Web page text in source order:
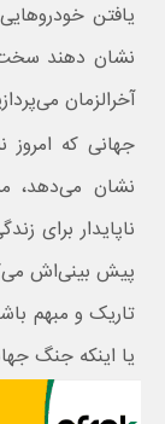
یافتن
آخرالزمان
جهانی که
نشان می‌دهد،
ناپایدار برای
پیش بینی‌اش
تاریک و مبهم
یا اینکه جنگ